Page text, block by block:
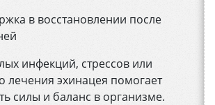
в восстановлении после
инфекций, стрессов или
лечения эхинацея помогает
силы и баланс в организме.